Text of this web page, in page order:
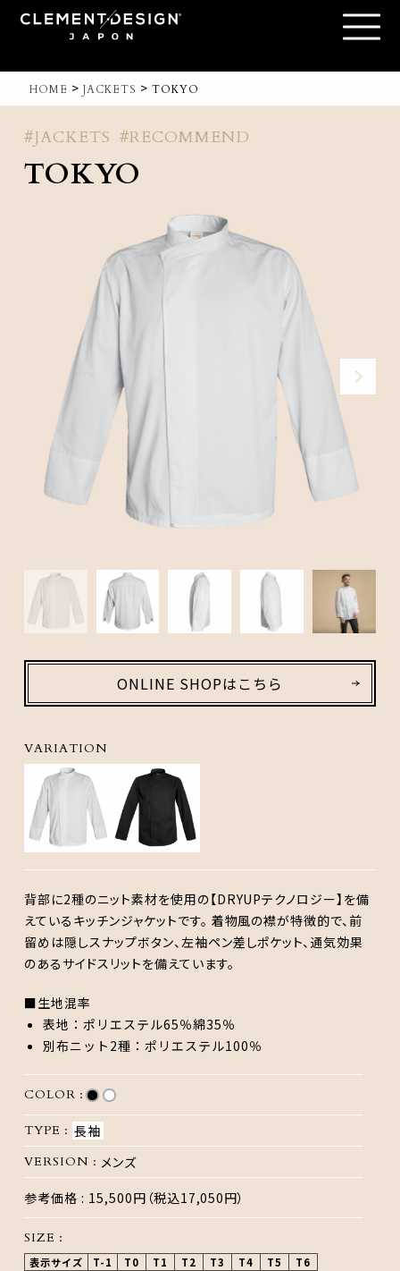
HOME > JACKETS > TOKYO
#JACKETS #RECOMMEND
TOKYO
ONLINE SHOPはこちら
VARIATION
背部に2種のニット素材を使用の【DRYUPテクノロジー】を備
えているキッチンジャケットです。 着物風の襟が特徴的で、前
留めは隠しスナップボタン、左袖ペン差しポケット、通気効果
のあるサイドスリットを備えています。
■生地混率
表地：ポリエステル65％綿35％
別布ニット2種：ポリエステル100％
COLOR :
TYPE : 長袖
VERSION : メンズ
参考価格 : 15,500円（税込17,050円）
SIZE :
表示サイズ T-1 T0 T1 T2 T3 T4 T5
T6